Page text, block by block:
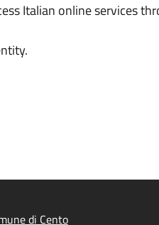
Italian online services
di Cento